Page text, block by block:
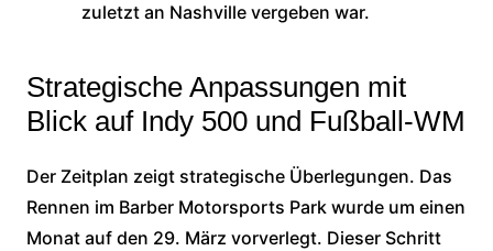
zuletzt an Nashville vergeben war.
Strategische Anpassungen mit
Blick auf Indy 500 und Fußball-WM
Der Zeitplan zeigt strategische Überlegungen. Das
Rennen im Barber Motorsports Park wurde um einen
Monat auf den 29. März vorverlegt. Dieser Schritt